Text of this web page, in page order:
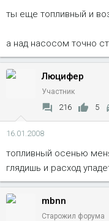
ты еще топливный и
а над насосом точно
Люцифер
Участник
216 5
16.01.2008
топливный осенью
глядишь и расход
mbnn
Старожил форума